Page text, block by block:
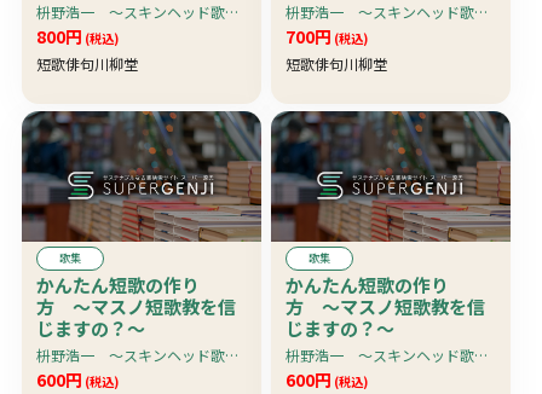
枡野浩一 〜スキンヘッド歌人・枡野浩一、入魂の短歌入門書。「キューティ・コミック」の大人気連載、待望の単行本化！
800円 (税込)
短歌俳句川柳堂
枡野浩一 〜スキンヘッド歌人・枡野浩一、入魂の短歌入門書。「キューティ・コミック」の大人気連載、待望の単行本化！
700円 (税込)
短歌俳句川柳堂
歌集
かんたん短歌の作り
方 〜マスノ短歌教を信
じますの？〜
枡野浩一 〜スキンヘッド歌人・枡野浩一、入魂の短歌入門書。「キューティ・コミック」の大人気連載、待望の単行本化！
600円 (税込)
歌集
かんたん短歌の作り
方 〜マスノ短歌教を信
じますの？〜
枡野浩一 〜スキンヘッド歌人・枡野浩一、入魂の短歌入門書。「キューティ・コミック」の大人気連載、待望の単行本化！
600円 (税込)